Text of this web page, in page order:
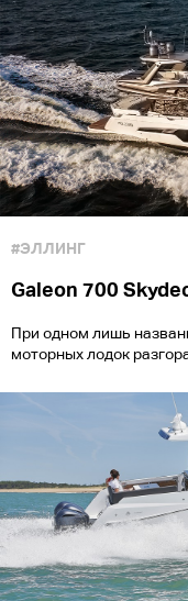
#ЭЛЛИНГ
Galeon 700
При одном лишь
моторных лодок